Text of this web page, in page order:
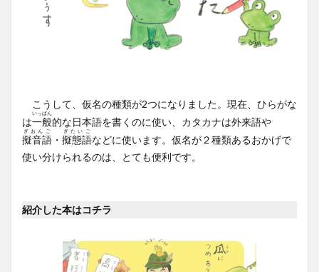
こうして、仮名の種類が2つになりました。現在、ひらがな
は一般
いっぱん
的な日本語を書くのに使い、カタカナは外来語や
擬音語
ぎおんご
・ 擬態語
ぎたいご
などに使います。仮名が２種類あるおかげで
使い分けられるのは、とても便利です。
紹介した本はコチラ